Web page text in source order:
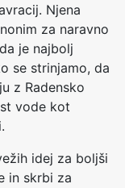
Njena
za naravno
je najbolj
se strinjamo, da
z Radensko
vode kot
idej za boljši
in skrbi za